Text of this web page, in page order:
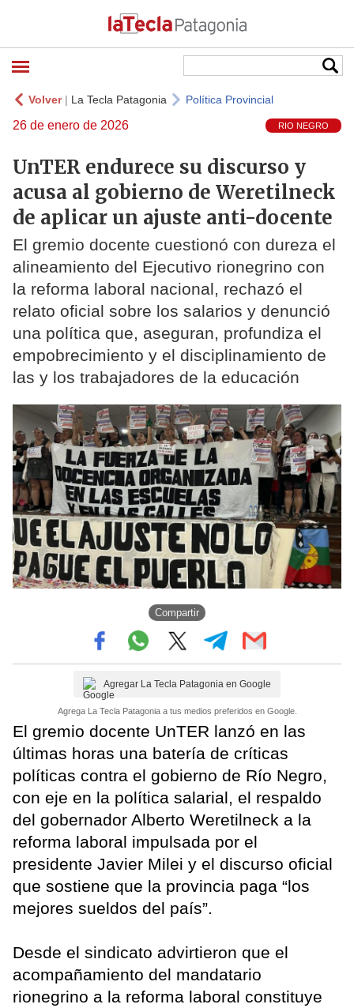
Volver| La Tecla Patagonia Política Provincial
26 de enero de 2026 RIO NEGRO
UnTER endurece su discurso y
acusa al gobierno de Weretilneck
de aplicar un ajuste anti-docente
El gremio docente cuestionó con dureza el
alineamiento del Ejecutivo rionegrino con
la reforma laboral nacional, rechazó el
relato oficial sobre los salarios y denunció
una política que, aseguran, profundiza el
empobrecimiento y el disciplinamiento de
las y los trabajadores de la educación
Compartir
Agregar La Tecla Patagonia en Google
Agrega La Tecla Patagonia a tus medios preferidos en Google.
El gremio docente UnTER lanzó en las
últimas horas una batería de críticas
políticas contra el gobierno de Río Negro,
con eje en la política salarial, el respaldo
del gobernador Alberto Weretilneck a la
reforma laboral impulsada por el
presidente Javier Milei y el discurso oficial
que sostiene que la provincia paga “los
mejores sueldos del país”.
Desde el sindicato advirtieron que el
acompañamiento del mandatario
rionegrino a la reforma laboral constituye